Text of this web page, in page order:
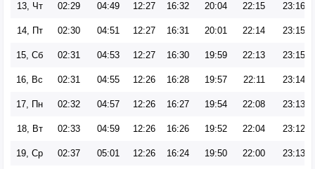
13, Чт 02:29 04:49 12:27 16:32 20:04 22:15 23:16
14, Пт 02:30 04:51 12:27 16:31 20:01 22:14 23:15
15, Сб 02:31 04:53 12:27 16:30 19:59 22:13 23:15
16, Вс 02:31 04:55 12:26 16:28 19:57 22:11 23:14
17, Пн 02:32 04:57 12:26 16:27 19:54 22:08 23:13
18, Вт 02:33 04:59 12:26 16:26 19:52 22:04 23:12
19, Ср 02:37 05:01 12:26 16:24 19:50 22:00 23:13